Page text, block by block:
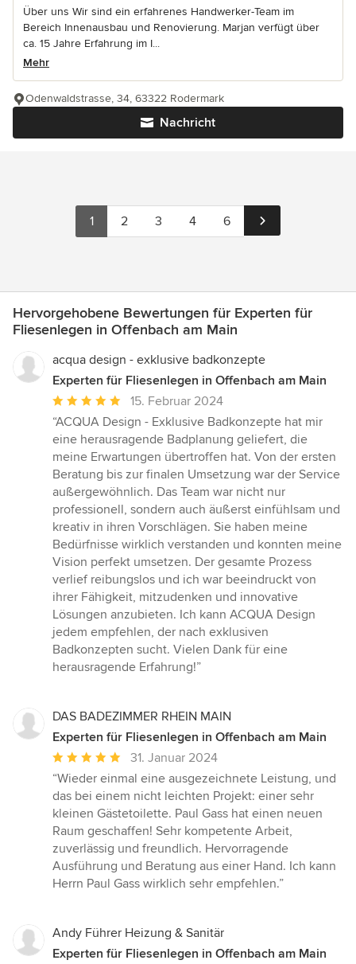
Über uns Wir sind ein erfahrenes Handwerker-Team im
Bereich Innenausbau und Renovierung. Marjan verfügt über
ca. 15 Jahre Erfahrung im I...
Mehr
Nachricht
Odenwaldstrasse, 34, 63322 Rodermark
1 2 3 4 6
Hervorgehobene Bewertungen für Experten für
Fliesenlegen in Offenbach am Main
acqua design - exklusive badkonzepte
Experten für Fliesenlegen in Offenbach am Main
Durchschnittliche
Bewertung:
5
von
5
Sternen
15. Februar 2024
“ACQUA Design - Exklusive Badkonzepte hat mir
eine herausragende Badplanung geliefert, die
meine Erwartungen übertroffen hat. Von der ersten
Beratung bis zur finalen Umsetzung war der Service
außergewöhnlich. Das Team war nicht nur
professionell, sondern auch äußerst einfühlsam und
kreativ in ihren Vorschlägen. Sie haben meine
Bedürfnisse wirklich verstanden und konnten meine
Vision perfekt umsetzen. Der gesamte Prozess
verlief reibungslos und ich war beeindruckt von
ihrer Fähigkeit, mitzudenken und innovative
Lösungen anzubieten. Ich kann ACQUA Design
jedem empfehlen, der nach exklusiven
Badkonzepten sucht. Vielen Dank für eine
herausragende Erfahrung!”
DAS BADEZIMMER RHEIN MAIN
Experten für Fliesenlegen in Offenbach am Main
Durchschnittliche
Bewertung:
5
von
5
Sternen
31. Januar 2024
“Wieder einmal eine ausgezeichnete Leistung, und
das bei einem nicht leichten Projekt: einer sehr
kleinen Gästetoilette. Paul Gass hat einen neuen
Raum geschaffen! Sehr kompetente Arbeit,
zuverlässig und freundlich. Hervorragende
Ausführung und Beratung aus einer Hand. Ich kann
Herrn Paul Gass wirklich sehr empfehlen.”
Andy Führer Heizung & Sanitär
Experten für Fliesenlegen in Offenbach am Main